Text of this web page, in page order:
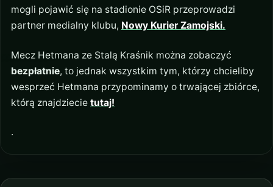
mogli pojawić się na stadionie OSiR przeprowadzi
partner medialny klubu, Nowy Kurier Zamojski.
Mecz Hetmana ze Stalą Kraśnik można zobaczyć
bezpłatnie, to jednak wszystkim tym, którzy chcieliby
wesprzeć Hetmana przypominamy o trwającej zbiórce,
którą znajdziecie tutaj!
.